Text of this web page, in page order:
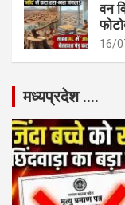
वन
16/
मध्यप्रदेश ….